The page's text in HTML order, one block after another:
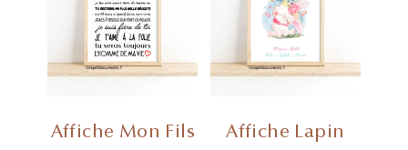
Affiche Mon Fils Affiche Lapin